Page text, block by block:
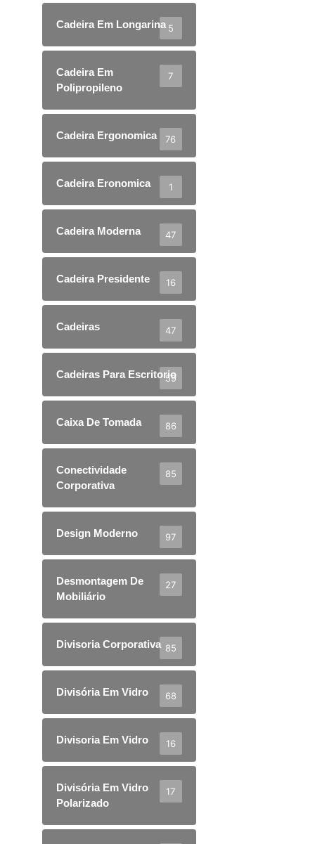
Cadeira Em Longarina 5
Cadeira Em
Polipropileno
7
Cadeira Ergonomica 76
Cadeira Eronomica 1
Cadeira Moderna 47
Cadeira Presidente 16
Cadeiras 47
Cadeiras Para Escritorio
59
Caixa De Tomada 86
Conectividade
Corporativa
85
Design Moderno 97
Desmontagem De
Mobiliário
27
Divisoria Corporativa 85
Divisória Em Vidro 68
Divisoria Em Vidro 16
Divisória Em Vidro
Polarizado
17